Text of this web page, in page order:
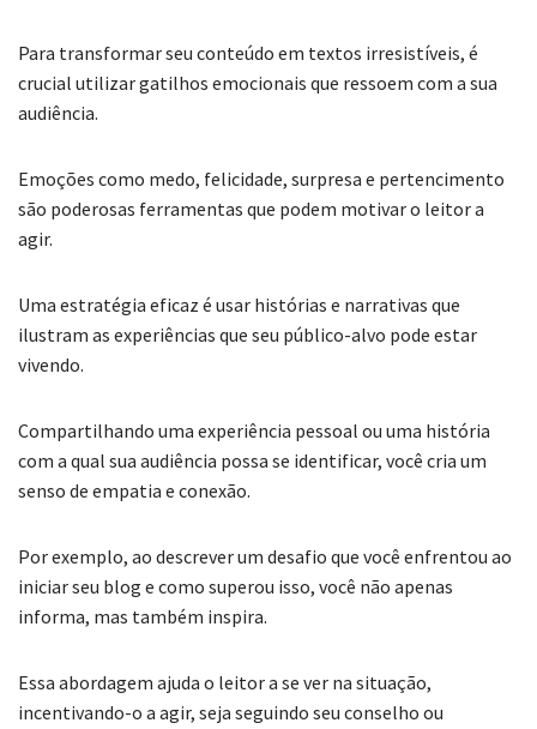
Para transformar seu conteúdo em textos irresistíveis, é
crucial utilizar gatilhos emocionais que ressoem com a sua
audiência.
Emoções como medo, felicidade, surpresa e pertencimento
são poderosas ferramentas que podem motivar o leitor a
agir.
Uma estratégia eficaz é usar histórias e narrativas que
ilustram as experiências que seu público-alvo pode estar
vivendo.
Compartilhando uma experiência pessoal ou uma história
com a qual sua audiência possa se identificar, você cria um
senso de empatia e conexão.
Por exemplo, ao descrever um desafio que você enfrentou ao
iniciar seu blog e como superou isso, você não apenas
informa, mas também inspira.
Essa abordagem ajuda o leitor a se ver na situação,
incentivando-o a agir, seja seguindo seu conselho ou